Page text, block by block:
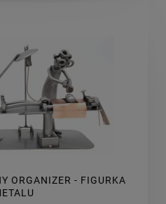
ORGANIZER - FIGURKA